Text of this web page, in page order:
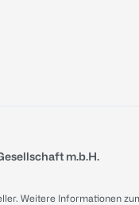
m.b.H.
Weitere Informationen